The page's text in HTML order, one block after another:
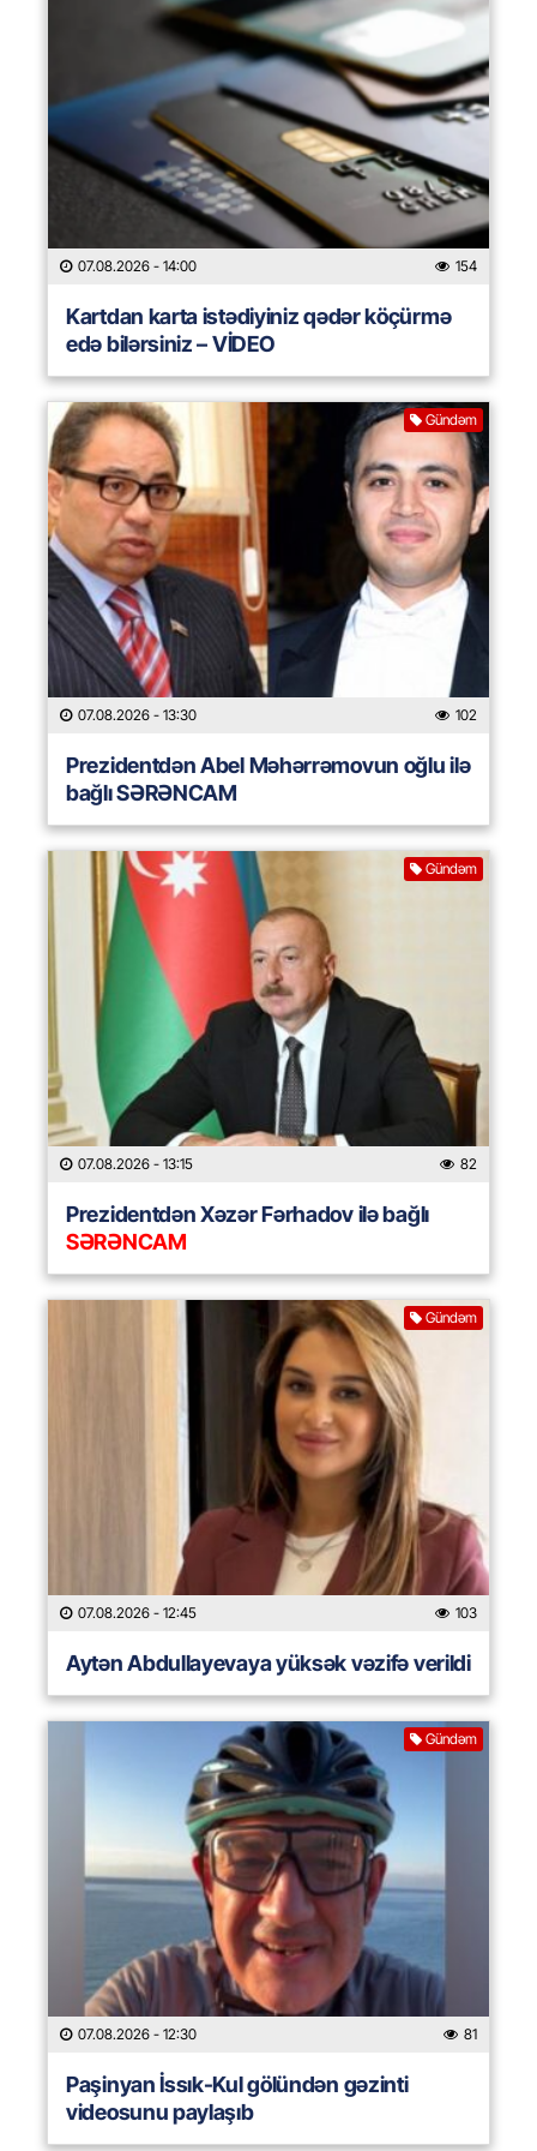
07.08.2026 - 14:00 154
Kartdan karta istədiyiniz qədər köçürmə
edə bilərsiniz – VİDEO
Gündəm
07.08.2026 - 13:30 102
Prezidentdən Abel Məhərrəmovun oğlu ilə
bağlı SƏRƏNCAM
Gündəm
07.08.2026 - 13:15 82
Prezidentdən Xəzər Fərhadov ilə bağlı
SƏRƏNCAM
Gündəm
07.08.2026 - 12:45 103
Aytən Abdullayevaya yüksək vəzifə verildi
Gündəm
07.08.2026 - 12:30 81
Paşinyan İssık-Kul gölündən gəzinti
videosunu paylaşıb